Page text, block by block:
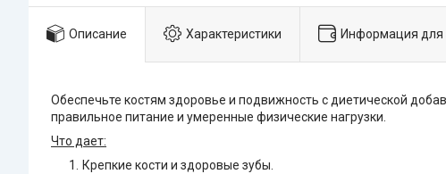
Описание Характеристики Информация для
Обеспечьте костям здоровье и подвижность с диетической
правильное питание и умеренные физические нагрузки.
Что дает:
Крепкие кости и здоровые зубы.